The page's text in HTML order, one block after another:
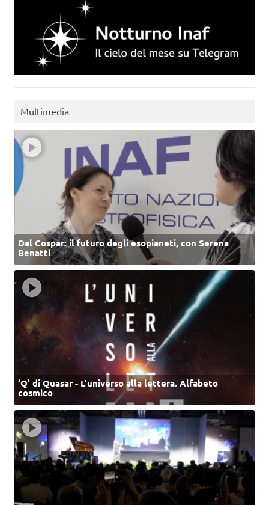
Multimedia
Dal Cospar: il futuro degli esopianeti, con Serena
Benatti
‘Q’ di Quasar - L'universo alla lettera. Alfabeto
cosmico